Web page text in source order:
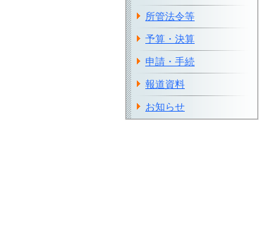
所管法令等
予算・決算
申請・手続
報道資料
お知らせ